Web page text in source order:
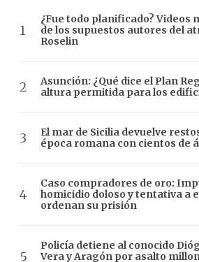
¿Fue todo planificado? Videos
de los supuestos autores del
Roselin
Asunción: ¿Qué dice el Plan
altura permitida para los
El mar de Sicilia devuelve
época romana con cientos de
Caso compradores de oro:
homicidio doloso y tentativa a
ordenan su prisión
Policía detiene al conocido
Vera y Aragón por asalto